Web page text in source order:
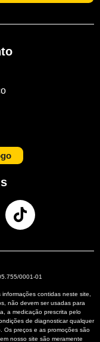
0001-01
contidas neste site,
não devem ser usadas para
a medicação prescrita pelo
de diagnosticar qualquer
Os preços e as promoções são
nosso site são meramente